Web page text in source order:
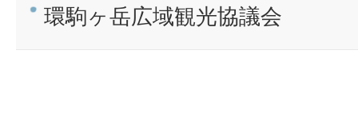
環駒ヶ岳広域観光協議会